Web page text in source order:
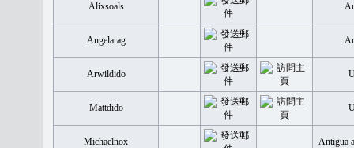
Alixsoals
Angelarag
Arwildido
Mattdido
Michaelnox Antigua